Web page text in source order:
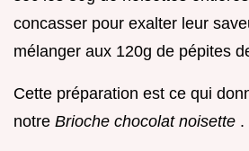
concasser pour exalter leur
mélanger aux 120g de pépites
Cette préparation est ce qui
notre Brioche chocolat noisette .